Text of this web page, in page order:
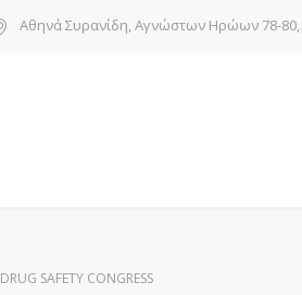
Αθηνά Συρανίδη, Αγνώστων Ηρώων 78-80,
DRUG SAFETY CONGRESS